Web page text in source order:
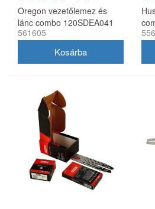
Oregon vezetőlemez és
lánc combo 120SDEA041
30 cm 3/8 1,3 mm 2x
561605